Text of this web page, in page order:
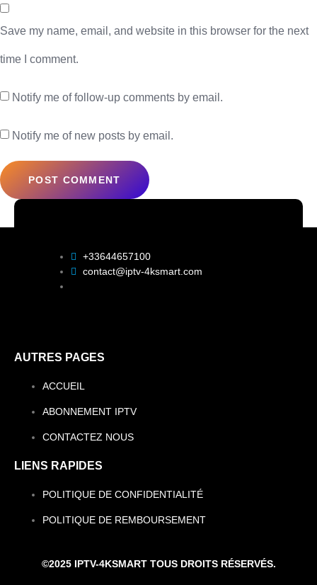
Save my name, email, and website in this browser for the next
time I comment.
Notify me of follow-up comments by email.
Notify me of new posts by email.
+33644657100
contact@iptv-4ksmart.com
AUTRES PAGES
ACCUEIL
ABONNEMENT IPTV
CONTACTEZ NOUS
LIENS RAPIDES
POLITIQUE DE CONFIDENTIALITÉ
POLITIQUE DE REMBOURSEMENT
©2025 IPTV-4KSMART TOUS DROITS RÉSERVÉS.